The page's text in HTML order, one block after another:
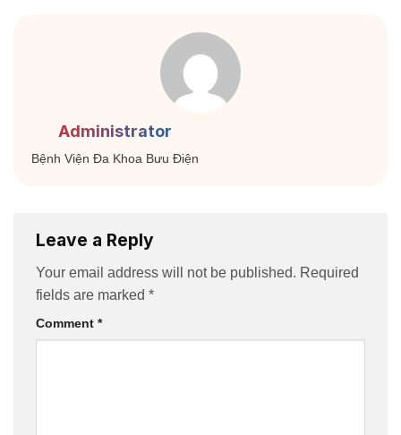
Administrator
Bệnh Viện Đa Khoa Bưu Điện
Leave a Reply
Your email address will not be published. Required
fields are marked *
Comment *